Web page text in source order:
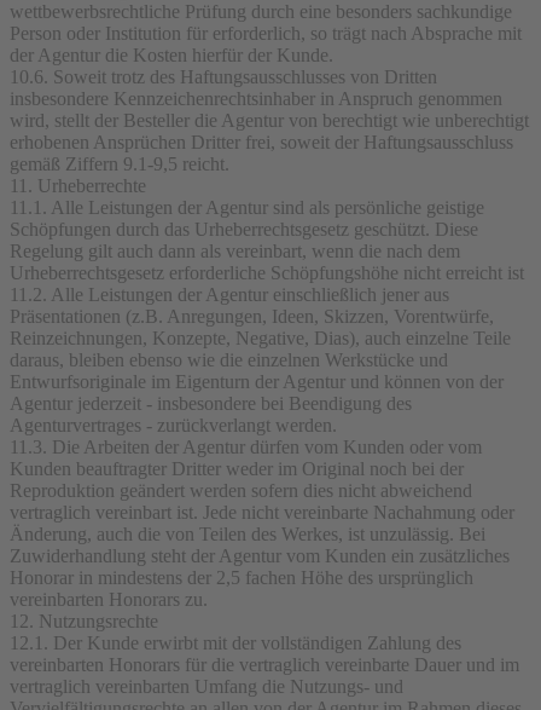
wettbewerbsrechtliche Prüfung durch eine besonders sachkundige
Person oder Institution für erforderlich, so trägt nach Absprache mit
der Agentur die Kosten hierfür der Kunde.
10.6. Soweit trotz des Haftungsausschlusses von Dritten
insbesondere Kennzeichenrechtsinhaber in Anspruch genommen
wird, stellt der Besteller die Agentur von berechtigt wie unberechtigt
erhobenen Ansprüchen Dritter frei, soweit der Haftungsausschluss
gemäß Ziffern 9.1-9,5 reicht.
11. Urheberrechte
11.1. Alle Leistungen der Agentur sind als persönliche geistige
Schöpfungen durch das Urheberrechtsgesetz geschützt. Diese
Regelung gilt auch dann als vereinbart, wenn die nach dem
Urheberrechtsgesetz erforderliche Schöpfungshöhe nicht erreicht ist
11.2. Alle Leistungen der Agentur einschließlich jener aus
Präsentationen (z.B. Anregungen, Ideen, Skizzen, Vorentwürfe,
Reinzeichnungen, Konzepte, Negative, Dias), auch einzelne Teile
daraus, bleiben ebenso wie die einzelnen Werkstücke und
Entwurfsoriginale im Eigenturn der Agentur und können von der
Agentur jederzeit - insbesondere bei Beendigung des
Agenturvertrages - zurückverlangt werden.
11.3. Die Arbeiten der Agentur dürfen vom Kunden oder vom
Kunden beauftragter Dritter weder im Original noch bei der
Reproduktion geändert werden sofern dies nicht abweichend
vertraglich vereinbart ist. Jede nicht vereinbarte Nachahmung oder
Änderung, auch die von Teilen des Werkes, ist unzulässig. Bei
Zuwiderhandlung steht der Agentur vom Kunden ein zusätzliches
Honorar in mindestens der 2,5 fachen Höhe des ursprünglich
vereinbarten Honorars zu.
12. Nutzungsrechte
12.1. Der Kunde erwirbt mit der vollständigen Zahlung des
vereinbarten Honorars für die vertraglich vereinbarte Dauer und im
vertraglich vereinbarten Umfang die Nutzungs- und